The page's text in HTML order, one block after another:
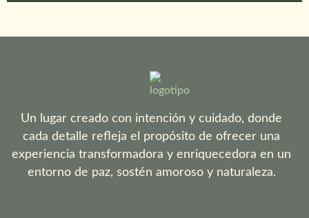
Un lugar creado con intención y cuidado, donde
cada detalle refleja el propósito de ofrecer una
experiencia transformadora y enriquecedora en un
entorno de paz, sostén amoroso y naturaleza.